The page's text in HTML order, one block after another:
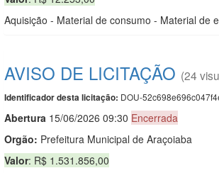
Aquisição - Material de consumo - Material de
AVISO DE LICITAÇÃO (24
Identificador desta licitação: DOU-
Abertura 15/06/2026 09:30 Encerrada
Orgão: Prefeitura Municipal de Araçoiaba
Valor: R$ 1.531.856,00